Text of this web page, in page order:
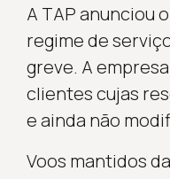
A TAP anunciou
regime de
greve. A
clientes cujas
e ainda não
Voos mantidos